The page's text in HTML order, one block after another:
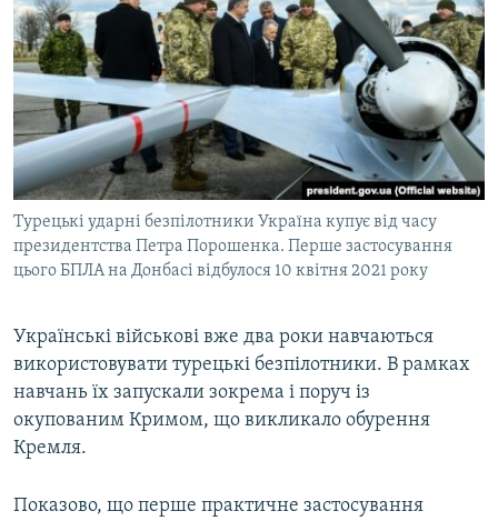
Турецькі ударні безпілотники Україна купує від часу
президентства Петра Порошенка. Перше застосування
цього БПЛА на Донбасі відбулося 10 квітня 2021 року
Українські військові вже два роки навчаються
використовувати турецькі безпілотники. В рамках
навчань їх запускали зокрема і поруч із
окупованим Кримом, що викликало обурення
Кремля.
Показово, що перше практичне застосування